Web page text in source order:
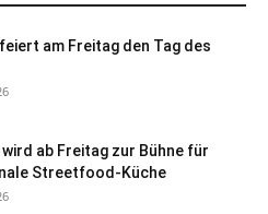
am Freitag den Tag des
wird ab Freitag zur Bühne für
Streetfood-Küche